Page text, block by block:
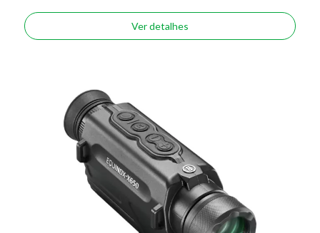
Ver detalhes